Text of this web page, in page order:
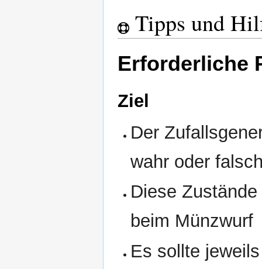
Tipps und
Erforderliche
Ziel
Der
wahr oder
Diese
beim Münzwurf
Es sollte